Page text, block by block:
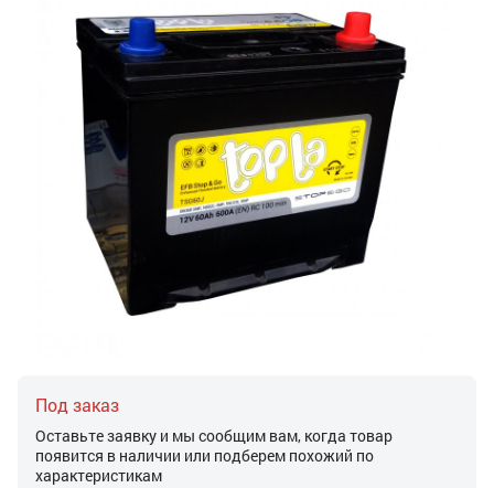
Под заказ
Оставьте заявку и мы сообщим вам, когда товар
появится в наличии или подберем похожий по
характеристикам